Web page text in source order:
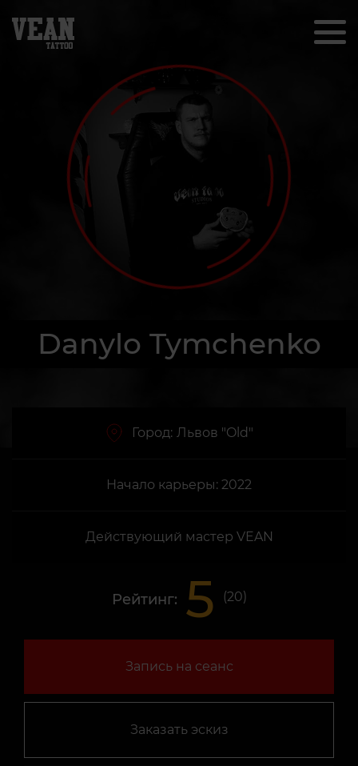
Danylo Tymchenko
Город: Львов "Old"
Начало карьеры: 2022
Действующий мастер VEAN
Рейтинг: 5 (20)
Запись на сеанс
Заказать эскиз